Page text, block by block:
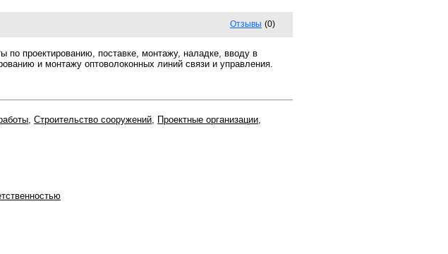
Отзывы (0)
проектированию, поставке, монтажу, наладке, вводу в
и монтажу оптоволоконных линий связи и управления.
, Строительство сооружений, Проектные организации,